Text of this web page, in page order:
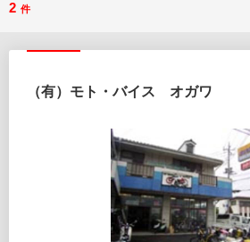
2 件
（有）モト・バイス オガワ